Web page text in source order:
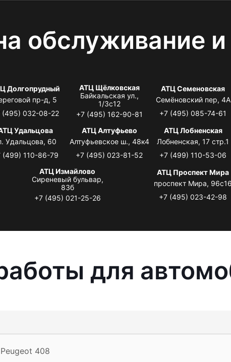
обслуживание
Долгопрудный
пр-д, 5
(495) 032-08-22
АТЦ Щёлковская
Байкальская ул.,
1/3с12
+7 (495) 162-90-81
АТЦ Семеновская
Семёновский пер, 4А
+7 (495) 085-74-61
Удальцова
Удальцова, 60
(499) 110-86-79
АТЦ Алтуфьево
Алтуфьевское ш., 48к4
+7 (495) 023-81-52
АТЦ Лобненская
Лобненская, 17 стр.1
+7 (499) 110-53-06
АТЦ Измайлово
Сиреневый бульвар,
83б
+7 (495) 021-25-26
АТЦ Проспект Мира
проспект Мира, 96с16
+7 (495) 023-42-98
для
408